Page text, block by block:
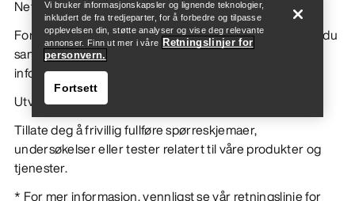
Nettsted/innholdstilpasning
For å tilby tilpasset innhold og tilbud på nettstedet som du
sannsynligvis vil være interessert i, basert på
informasjonskapslene som er installert.
Utvikle våre produkter og tjenester
Tillate deg å frivillig fullføre spørreskjemaer,
undersøkelser eller tester relatert til våre produkter og
tjenester.
* For mer informasjon, vennligst se vår retningslinje for
Vi bruker informasjonskapsler og lignende teknologier,
inkludert de fra tredjeparter, for å forbedre og tilpasse
opplevelsen din, støtte analyser og vise deg relevante
annonser. Finn ut mer i våre Retningslinjer for
personvern.
Fortsett